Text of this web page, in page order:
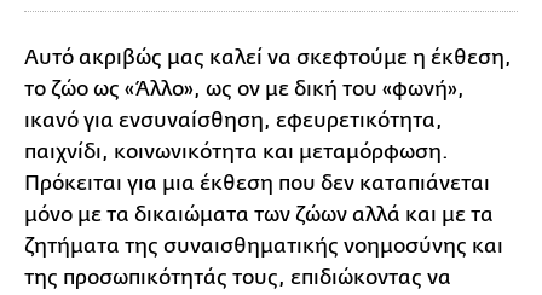
Αυτό ακριβώς μας καλεί να σκεφτούμε η έκθεση,
το ζώο ως «Άλλο», ως ον με δική του «φωνή»,
ικανό για ενσυναίσθηση, εφευρετικότητα,
παιχνίδι, κοινωνικότητα και μεταμόρφωση.
Πρόκειται για μια έκθεση που δεν καταπιάνεται
μόνο με τα δικαιώματα των ζώων αλλά και με τα
ζητήματα της συναισθηματικής νοημοσύνης και
της προσωπικότητάς τους, επιδιώκοντας να